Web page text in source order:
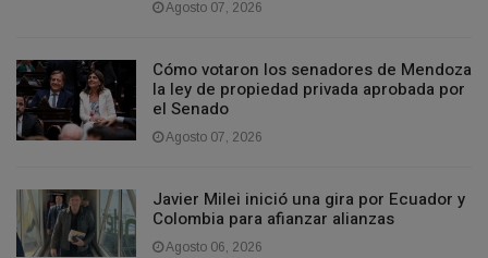
Agosto 07, 2026
Cómo votaron los senadores de Mendoza
la ley de propiedad privada aprobada por
el Senado
Agosto 07, 2026
Javier Milei inició una gira por Ecuador y
Colombia para afianzar alianzas
Agosto 06, 2026